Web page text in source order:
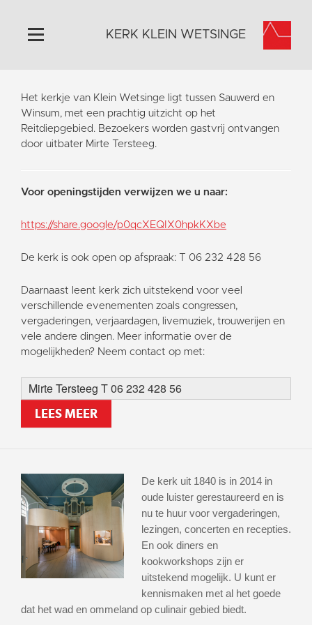
Home
Algemeen
Historie
Contact
Vaktaal
KERK KLEIN WETSINGE
Het kerkje van Klein Wetsinge ligt tussen Sauwerd en
Winsum, met een prachtig uitzicht op het
Reitdiepgebied. Bezoekers worden gastvrij ontvangen
door uitbater Mirte Tersteeg.
Voor openingstijden verwijzen we u naar:
https://share.google/p0qcXEQIX0hpkKXbe
De kerk is ook open op afspraak: T 06 232 428 56
Daarnaast leent kerk zich uitstekend voor veel
verschillende evenementen zoals congressen,
vergaderingen, verjaardagen, livemuziek, trouwerijen en
vele andere dingen. Meer informatie over de
mogelijkheden? Neem contact op met:
Mirte Tersteeg T 06 232 428 56
LEES MEER
De kerk uit 1840 is in 2014 in
oude luister gerestaureerd en is
nu te huur voor vergaderingen,
lezingen, concerten en recepties.
En ook diners en
kookworkshops zijn er
uitstekend mogelijk. U kunt er
kennismaken met al het goede
dat het wad en ommeland op culinair gebied biedt.